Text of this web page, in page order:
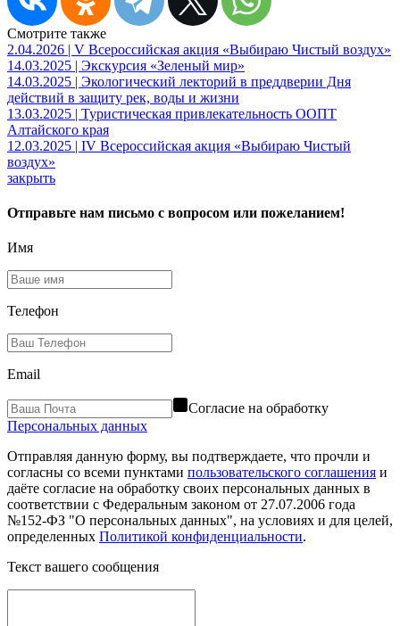
Смотрите также
2.04.2026 | V Всероссийская акция «Выбираю Чистый воздух»
14.03.2025 | Экскурсия «Зеленый мир»
14.03.2025 | Экологический лекторий в преддверии Дня
действий в защиту рек, воды и жизни
13.03.2025 | Туристическая привлекательность ООПТ
Алтайского края
12.03.2025 | IV Всероссийская акция «Выбираю Чистый
воздух»
закрыть
Отправьте нам письмо с вопросом или пожеланием!
Имя
Телефон
Email
Согласие на обработку
Персональных данных
Отправляя данную форму, вы подтверждаете, что прочли и
согласны со всеми пунктами пользовательского соглашения и
даёте согласие на обработку своих персональных данных в
соответствии с Федеральным законом от 27.07.2006 года
№152-ФЗ "О персональных данных", на условиях и для целей,
определенных Политикой конфиденциальности.
Текст вашего сообщения